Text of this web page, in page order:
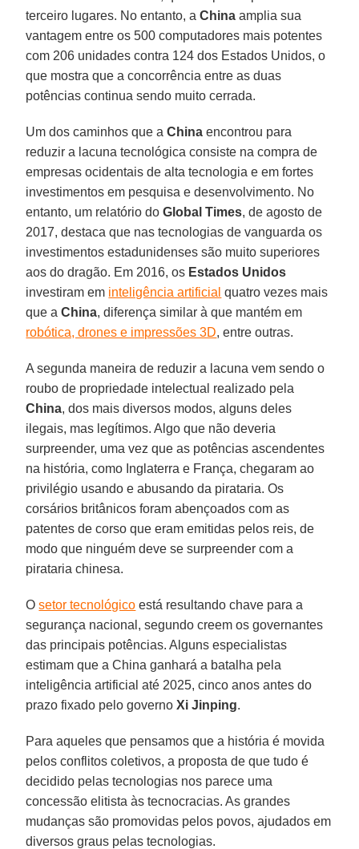
terceiro lugares. No entanto, aChina amplia sua
vantagem entre os 500 computadores mais potentes
com 206 unidades contra 124 dos Estados Unidos, o
que mostra que a concorrência entre as duas
potências continua sendo muito cerrada.
Um dos caminhos que aChina encontrou para
reduzir a lacuna tecnológica consiste na compra de
empresas ocidentais de alta tecnologia e em fortes
investimentos em pesquisa e desenvolvimento. No
entanto, um relatório doGlobal Times, de agosto de
2017, destaca que nas tecnologias de vanguarda os
investimentos estadunidenses são muito superiores
aos do dragão. Em 2016, os Estados Unidos
investiram em inteligência artificial quatro vezes mais
que aChina, diferença similar à que mantém em
robótica, drones e impressões 3D, entre outras.
A segunda maneira de reduzir a lacuna vem sendo o
roubo de propriedade intelectual realizado pela
China, dos mais diversos modos, alguns deles
ilegais, mas legítimos. Algo que não deveria
surpreender, uma vez que as potências ascendentes
na história, como Inglaterra e França, chegaram ao
privilégio usando e abusando da pirataria. Os
corsários britânicos foram abençoados com as
patentes de corso que eram emitidas pelos reis, de
modo que ninguém deve se surpreender com a
pirataria chinesa.
Osetor tecnológico está resultando chave para a
segurança nacional, segundo creem os governantes
das principais potências. Alguns especialistas
estimam que a China ganhará a batalha pela
inteligência artificial até 2025, cinco anos antes do
prazo fixado pelo governo Xi Jinping.
Para aqueles que pensamos que a história é movida
pelos conflitos coletivos, a proposta de que tudo é
decidido pelas tecnologias nos parece uma
concessão elitista às tecnocracias. As grandes
mudanças são promovidas pelos povos, ajudados em
diversos graus pelas tecnologias.